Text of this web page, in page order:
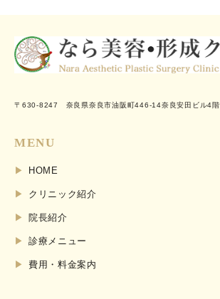
〒630-8247 奈良県奈良市油阪町446-14奈良安田ビル4階
MENU
HOME
クリニック紹介
院長紹介
診療メニュー
費用・料金案内